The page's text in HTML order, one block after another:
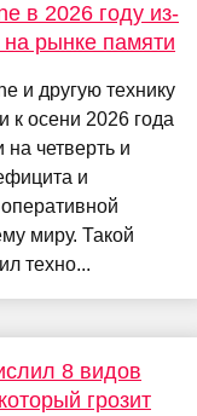
в 2026 году из-
рынке памяти
и другую технику
к осени 2026 года
на четверть и
и
миру. Такой
техно...
8 видов
грозит